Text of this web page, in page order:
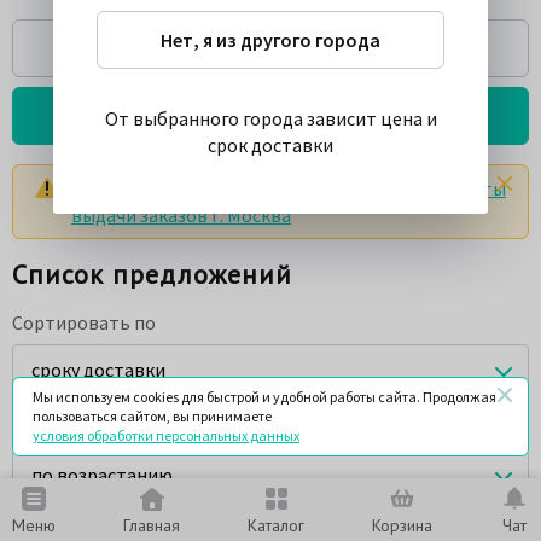
Меню Главная Каталог Корзина Чат
Спросить
Подробнее о товаре
пункты
выдачи заказов г. Москва
Список предложений
Сортировать по
сроку доставки
Порядок сортировки
по возрастанию
Нет, я из другого города
От выбранного города зависит цена и
срок доставки
Мы используем cookies для быстрой и удобной работы сайта. Продолжая
пользоваться сайтом, вы принимаете
условия обработки персональных данных